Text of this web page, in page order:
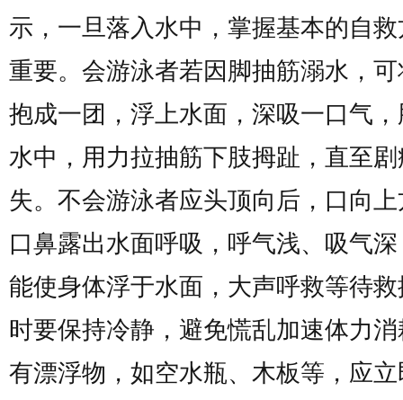
示，一旦落入水中，掌握基本的自
重要。会游泳者若因脚抽筋溺水，
抱成一团，浮上水面，深吸一口气
水中，用力拉抽筋下肢拇趾，直至
失。不会游泳者应头顶向后，口向
口鼻露出水面呼吸，呼气浅、吸气
能使身体浮于水面，大声呼救等待
时要保持冷静，避免慌乱加速体力
有漂浮物，如空水瓶、木板等，应